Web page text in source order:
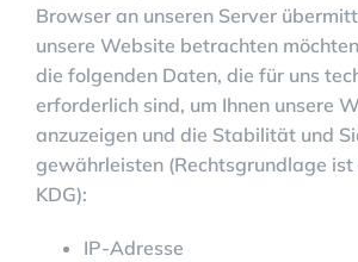
Browser an unseren Server
unsere Website betrachten
die folgenden Daten, die für uns
erforderlich sind, um Ihnen unsere
anzuzeigen und die Stabilität und
gewährleisten (Rechtsgrundlage ist
KDG):
IP-Adresse